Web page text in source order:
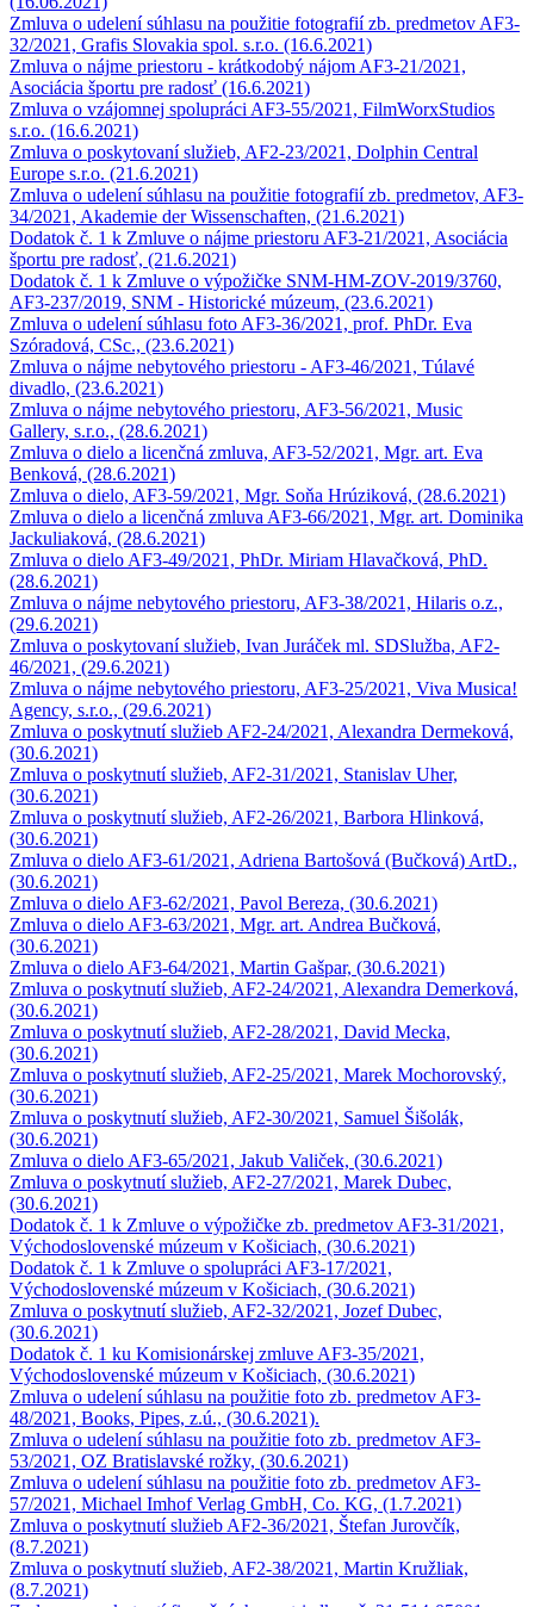
Zmluva o udelení súhlasu na použitie fotografií zb. predmetov AF3-
32/2021, Grafis Slovakia spol. s.r.o. (16.6.2021)
Zmluva o nájme priestoru - krátkodobý nájom AF3-21/2021,
Asociácia športu pre radosť (16.6.2021)
Zmluva o vzájomnej spolupráci AF3-55/2021, FilmWorxStudios
s.r.o. (16.6.2021)
Zmluva o poskytovaní služieb, AF2-23/2021, Dolphin Central
Europe s.r.o. (21.6.2021)
Zmluva o udelení súhlasu na použitie fotografií zb. predmetov, AF3-
34/2021, Akademie der Wissenschaften, (21.6.2021)
Dodatok č. 1 k Zmluve o nájme priestoru AF3-21/2021, Asociácia
športu pre radosť, (21.6.2021)
Dodatok č. 1 k Zmluve o výpožičke SNM-HM-ZOV-2019/3760,
AF3-237/2019, SNM - Historické múzeum, (23.6.2021)
Zmluva o udelení súhlasu foto AF3-36/2021, prof. PhDr. Eva
Szóradová, CSc., (23.6.2021)
Zmluva o nájme nebytového priestoru - AF3-46/2021, Túlavé
divadlo, (23.6.2021)
Zmluva o nájme nebytového priestoru, AF3-56/2021, Music
Gallery, s.r.o., (28.6.2021)
Zmluva o dielo a licenčná zmluva, AF3-52/2021, Mgr. art. Eva
Benková, (28.6.2021)
Zmluva o dielo, AF3-59/2021, Mgr. Soňa Hrúziková, (28.6.2021)
Zmluva o dielo a licenčná zmluva AF3-66/2021, Mgr. art. Dominika
Jackuliaková, (28.6.2021)
Zmluva o dielo AF3-49/2021, PhDr. Miriam Hlavačková, PhD.
(28.6.2021)
Zmluva o nájme nebytového priestoru, AF3-38/2021, Hilaris o.z.,
(29.6.2021)
Zmluva o poskytovaní služieb, Ivan Juráček ml. SDSlužba, AF2-
46/2021, (29.6.2021)
Zmluva o nájme nebytového priestoru, AF3-25/2021, Viva Musica!
Agency, s.r.o., (29.6.2021)
Zmluva o poskytnutí služieb AF2-24/2021, Alexandra Dermeková,
(30.6.2021)
Zmluva o poskytnutí služieb, AF2-31/2021, Stanislav Uher,
(30.6.2021)
Zmluva o poskytnutí služieb, AF2-26/2021, Barbora Hlinková,
(30.6.2021)
Zmluva o dielo AF3-61/2021, Adriena Bartošová (Bučková) ArtD.,
(30.6.2021)
Zmluva o dielo AF3-62/2021, Pavol Bereza, (30.6.2021)
Zmluva o dielo AF3-63/2021, Mgr. art. Andrea Bučková,
(30.6.2021)
Zmluva o dielo AF3-64/2021, Martin Gašpar, (30.6.2021)
Zmluva o poskytnutí služieb, AF2-24/2021, Alexandra Demerková,
(30.6.2021)
Zmluva o poskytnutí služieb, AF2-28/2021, David Mecka,
(30.6.2021)
Zmluva o poskytnutí služieb, AF2-25/2021, Marek Mochorovský,
(30.6.2021)
Zmluva o poskytnutí služieb, AF2-30/2021, Samuel Šišolák,
(30.6.2021)
Zmluva o dielo AF3-65/2021, Jakub Valiček, (30.6.2021)
Zmluva o poskytnutí služieb, AF2-27/2021, Marek Dubec,
(30.6.2021)
Dodatok č. 1 k Zmluve o výpožičke zb. predmetov AF3-31/2021,
Východoslovenské múzeum v Košiciach, (30.6.2021)
Dodatok č. 1 k Zmluve o spolupráci AF3-17/2021,
Východoslovenské múzeum v Košiciach, (30.6.2021)
Zmluva o poskytnutí služieb, AF2-32/2021, Jozef Dubec,
(30.6.2021)
Dodatok č. 1 ku Komisionárskej zmluve AF3-35/2021,
Východoslovenské múzeum v Košiciach, (30.6.2021)
Zmluva o udelení súhlasu na použitie foto zb. predmetov AF3-
48/2021, Books, Pipes, z.ú., (30.6.2021).
Zmluva o udelení súhlasu na použitie foto zb. predmetov AF3-
53/2021, OZ Bratislavské rožky, (30.6.2021)
Zmluva o udelení súhlasu na použitie foto zb. predmetov AF3-
57/2021, Michael Imhof Verlag GmbH, Co. KG, (1.7.2021)
Zmluva o poskytnutí služieb AF2-36/2021, Štefan Jurovčík,
(8.7.2021)
Zmluva o poskytnutí služieb, AF2-38/2021, Martin Kružliak,
(8.7.2021)